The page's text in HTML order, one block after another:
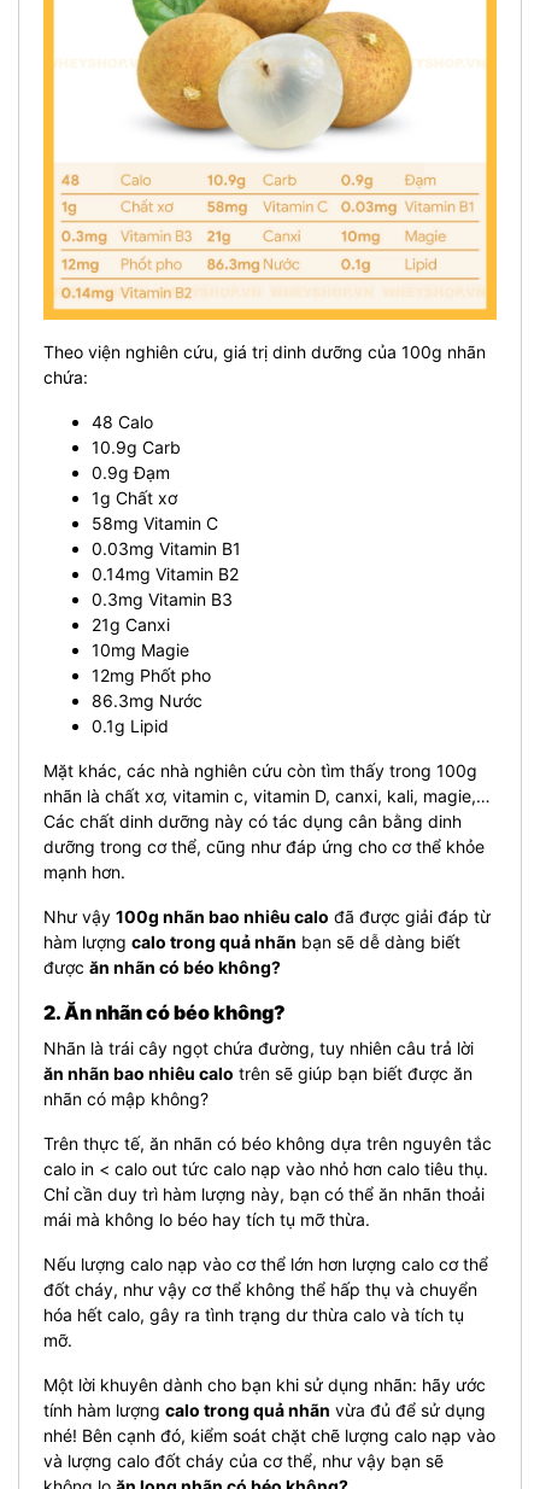
Theo viện nghiên cứu, giá trị dinh dưỡng của 100g nhãn
chứa:
48 Calo
10.9g Carb
0.9g Đạm
1g Chất xơ
58mg Vitamin C
0.03mg Vitamin B1
0.14mg Vitamin B2
0.3mg Vitamin B3
21g Canxi
10mg Magie
12mg Phốt pho
86.3mg Nước
0.1g Lipid
Mặt khác, các nhà nghiên cứu còn tìm thấy trong 100g
nhãn là chất xơ, vitamin c, vitamin D, canxi, kali, magie,…
Các chất dinh dưỡng này có tác dụng cân bằng dinh
dưỡng trong cơ thể, cũng như đáp ứng cho cơ thể khỏe
mạnh hơn.
Như vậy 100g nhãn bao nhiêu calo đã được giải đáp từ
hàm lượng calo trong quả nhãn bạn sẽ dễ dàng biết
được ăn nhãn có béo không?
2. Ăn nhãn có béo không?
Nhãn là trái cây ngọt chứa đường, tuy nhiên câu trả lời
ăn nhãn bao nhiêu calo trên sẽ giúp bạn biết được ăn
nhãn có mập không?
Trên thực tế, ăn nhãn có béo không dựa trên nguyên tắc
calo in < calo out tức calo nạp vào nhỏ hơn calo tiêu thụ.
Chỉ cần duy trì hàm lượng này, bạn có thể ăn nhãn thoải
mái mà không lo béo hay tích tụ mỡ thừa.
Nếu lượng calo nạp vào cơ thể lớn hơn lượng calo cơ thể
đốt cháy, như vậy cơ thể không thể hấp thụ và chuyển
hóa hết calo, gây ra tình trạng dư thừa calo và tích tụ
mỡ.
Một lời khuyên dành cho bạn khi sử dụng nhãn: hãy ước
tính hàm lượng calo trong quả nhãn vừa đủ để sử dụng
nhé! Bên cạnh đó, kiểm soát chặt chẽ lượng calo nạp vào
và lượng calo đốt cháy của cơ thể, như vậy bạn sẽ